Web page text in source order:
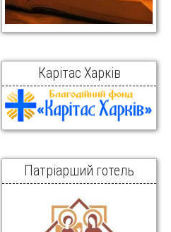
Карітас Харків
Патріарший готель